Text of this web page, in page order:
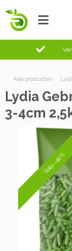
/ Alle producten /
Lydia
3-4cm
Sale -40%